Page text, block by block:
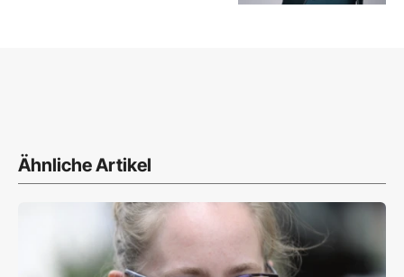
Ähnliche Artikel